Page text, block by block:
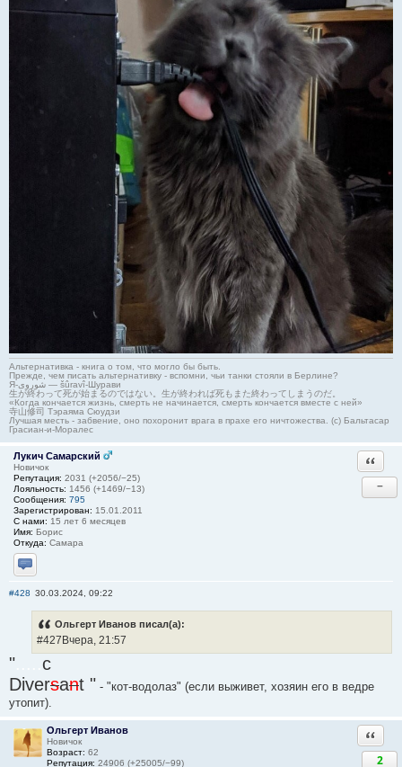
Альтернативка - книга о том, что могло бы быть.
Прежде, чем писать альтернативку - вспомни, чьи танки стояли в Берлине?
Я-شوروی — šûravî-Шурави
生が終わって死が始まるのではない。生が終われば死もまた終わってしまうのだ。
«Когда кончается жизнь, смерть не начинается, смерть кончается вместе с ней»
寺山修司 Тэраяма Сюудзи
Лучшая месть - забвение, оно похоронит врага в прахе его ничтожества. (с) Бальтасар
Грасиан-и-Моралес
Лукич Самарский
Новичок
Репутация: 2031 (+2056/−25)
Лояльность: 1456 (+1469/−13)
Сообщения: 795
Зарегистрирован: 15.01.2011
С нами: 15 лет 6 месяцев
Имя: Борис
Откуда: Самара
Отправить личное сообщение
−
#428 30.03.2024, 09:22
Ольгерт Иванов писал(а):
#427Вчера, 21:57
"
c
Diversant " - "кот-водолаз" (если выживет, хозяин его в ведре
утопит).
Ольгерт Иванов
Новичок
Возраст: 62
Репутация: 24906 (+25005/−99)
2